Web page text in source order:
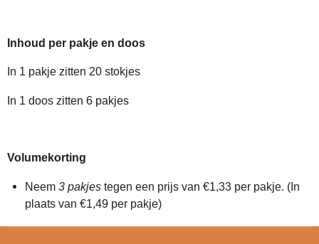
Inhoud per pakje en doos
In 1 pakje zitten 20 stokjes
In 1 doos zitten 6 pakjes
Volumekorting
Neem 3 pakjestegen een prijs van €1,33 per pakje. (In
plaats van €1,49 per pakje)